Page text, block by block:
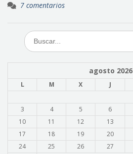
7 comentarios
Buscar:
agosto 2026
L M X J
3
4 5 6
10
11 12 13
17
18 19 20
24
25 26 27